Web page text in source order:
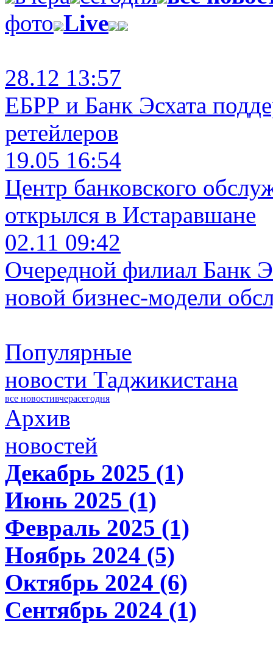
фото Live
28.12 13:57
ЕБРР и Банк Эсхата
ретейлеров
19.05 16:54
Центр банковского
открылся в Истаравшане
02.11 09:42
Очередной филиал Банк
новой бизнес-модели
Популярные
новости Таджикистана
все новостивчерасегодня
Архив
новостей
Декабрь 2025 (1)
Июнь 2025 (1)
Февраль 2025 (1)
Ноябрь 2024 (5)
Октябрь 2024 (6)
Сентябрь 2024 (1)